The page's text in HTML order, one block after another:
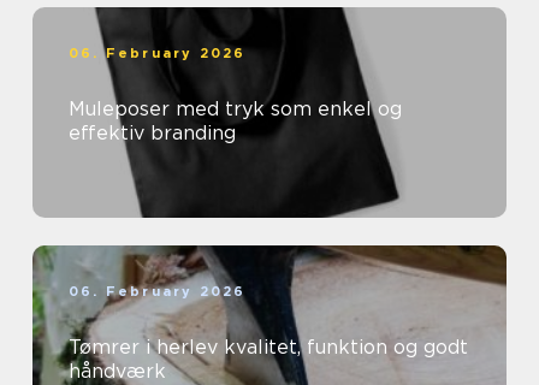
06. February 2026
Muleposer med tryk som enkel og
effektiv branding
06. February 2026
Tømrer i herlev kvalitet, funktion og godt
håndværk